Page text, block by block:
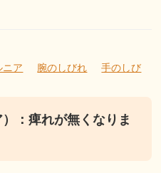
ニア 腕のしびれ
手のしび
：痺れが無くなりま